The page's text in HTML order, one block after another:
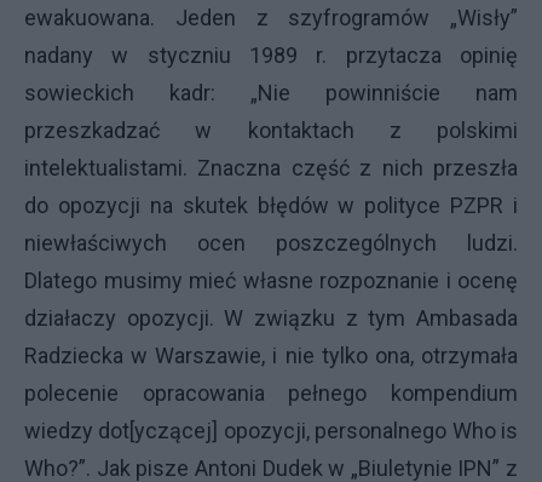
ewakuowana. Jeden z szyfrogramów „Wisły”
nadany w styczniu 1989 r. przytacza opinię
sowieckich kadr: „Nie powinniście nam
przeszkadzać w kontaktach z polskimi
intelektualistami. Znaczna część z nich przeszła
do opozycji na skutek błędów w polityce PZPR i
niewłaściwych ocen poszczególnych ludzi.
Dlatego musimy mieć własne rozpoznanie i ocenę
działaczy opozycji. W związku z tym Ambasada
Radziecka w Warszawie, i nie tylko ona, otrzymała
polecenie opracowania pełnego kompendium
wiedzy dot[yczącej] opozycji, personalnego Who is
Who?”. Jak pisze Antoni Dudek w „Biuletynie IPN” z